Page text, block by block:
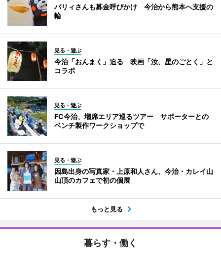
バリィさんも募金呼びかけ 今治から熊本へ支援の
輪
見る・遊ぶ
今治「おんまく」迫る 映画「汝、星のごとく」と
コラボ
見る・遊ぶ
FC今治、増席エリア巡るツアー サポーターとの
ベンチ製作ワークショップで
見る・遊ぶ
因島出身の写真家・上原和人さん、今治・カレイ山
山頂のカフェで初の個展
もっと見る
暮らす・働く